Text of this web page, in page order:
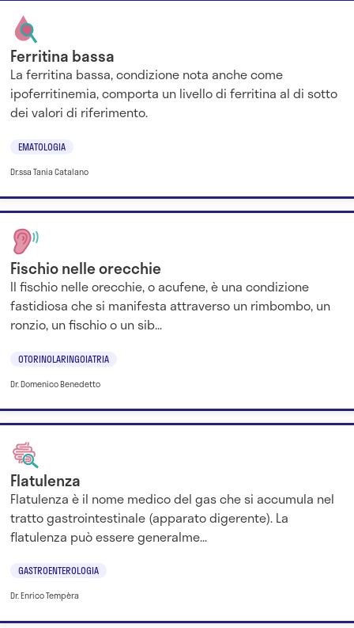
Ferritina bassa
La ferritina bassa, condizione nota anche come
ipoferritinemia, comporta un livello di ferritina al di sotto
dei valori di riferimento.
EMATOLOGIA
Dr.ssa Tania Catalano
Fischio nelle orecchie
Il fischio nelle orecchie, o acufene, è una condizione
fastidiosa che si manifesta attraverso un rimbombo, un
ronzio, un fischio o un sib...
OTORINOLARINGOIATRIA
Dr. Domenico Benedetto
Flatulenza
Flatulenza è il nome medico del gas che si accumula nel
tratto gastrointestinale (apparato digerente). La
flatulenza può essere generalme...
GASTROENTEROLOGIA
Dr. Enrico Tempèra